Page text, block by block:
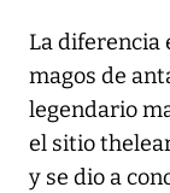
La diferencia
magos de
legendario
el sitio
y se dio a